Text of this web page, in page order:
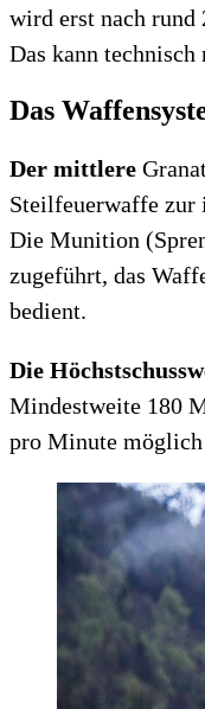
wird erst nach rund
Das kann
Das
Der mittlere
Steilfeuerwaffe zur
Die Munition
zugeführt, das
bedient.
Die
Mindestweite 180
pro Minute möglich